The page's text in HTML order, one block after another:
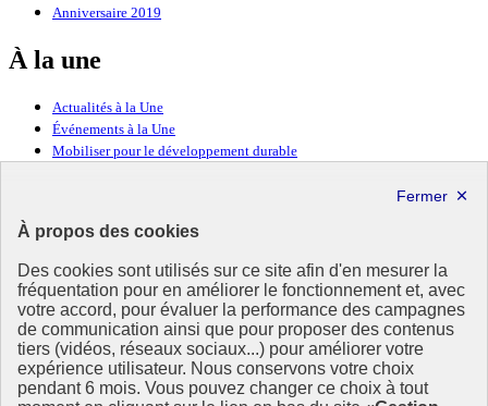
À propos des cookies
Des cookies sont utilisés sur ce site afin d'en mesurer la
fréquentation pour en améliorer le fonctionnement et, avec
votre accord, pour évaluer la performance des campagnes
de communication ainsi que pour proposer des contenus
tiers (vidéos, réseaux sociaux...) pour améliorer votre
expérience utilisateur. Nous conservons votre choix
pendant 6 mois. Vous pouvez changer ce choix à tout
Anniversaire 2019
À la une
Actualités à la Une
Événements à la Une
Mobiliser pour le développement durable
Ressources
Ressources
La Méth’ODD
Gouvernement
Ce site propose l’information de référence concernant l’Agenda